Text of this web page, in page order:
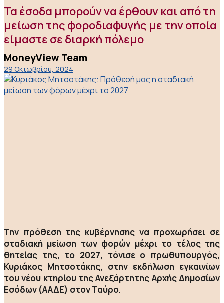
Τα έσοδα μπορούν να έρθουν και από τη
μείωση της φοροδιαφυγής με την οποία
είμαστε σε διαρκή πόλεμο
MoneyView Team
29 Οκτωβρίου, 2024
Την πρόθεση της κυβέρνησης να προχωρήσει σε
σταδιακή μείωση των φορών μέχρι το τέλος της
θητείας της, το 2027, τόνισε ο πρωθυπουργός,
Κυριάκος Μητσοτάκης, στην εκδήλωση εγκαινίων
του νέου κτηρίου της Ανεξάρτητης Αρχής Δημοσίων
Εσόδων (ΑΑΔΕ) στον Ταύρο.